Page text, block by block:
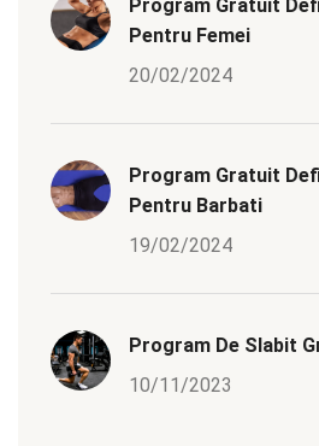
Program Gratuit
Pentru Femei
20/02/2024
Program Gratuit
Pentru Barbati
19/02/2024
Program De Slabit
10/11/2023